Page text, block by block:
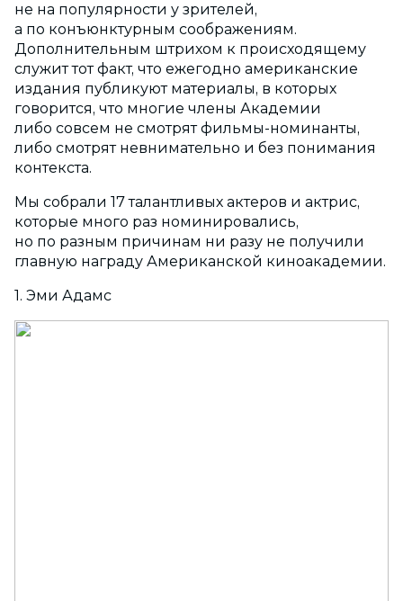
не на популярности у зрителей,
а по конъюнктурным соображениям.
Дополнительным штрихом к происходящему
служит тот факт, что ежегодно американские
издания публикуют материалы, в которых
говорится, что многие члены Академии
либо совсем не смотрят фильмы-номинанты,
либо смотрят невнимательно и без понимания
контекста.
Мы собрали 17 талантливых актеров и актрис,
которые много раз номинировались,
но по разным причинам ни разу не получили
главную награду Американской киноакадемии.
1. Эми Адамс